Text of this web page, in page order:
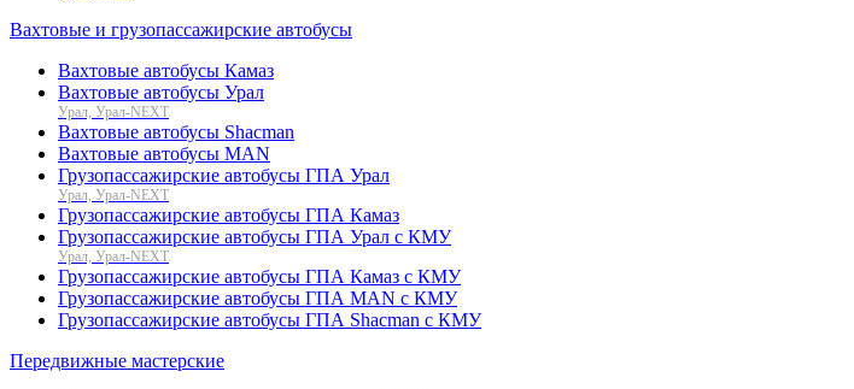
Вахтовые и грузопассажирские автобусы
Вахтовые автобусы Камаз
Вахтовые автобусы Урал
Урал, Урал-NEXT
Вахтовые автобусы Shacman
Вахтовые автобусы MAN
Грузопассажирские автобусы ГПА Урал
Урал, Урал-NEXT
Грузопассажирские автобусы ГПА Камаз
Грузопассажирские автобусы ГПА Урал с КМУ
Урал, Урал-NEXT
Грузопассажирские автобусы ГПА Камаз с КМУ
Грузопассажирские автобусы ГПА MAN с КМУ
Грузопассажирские автобусы ГПА Shacman с КМУ
Передвижные мастерские